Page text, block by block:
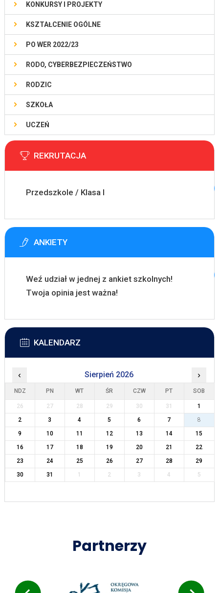
KONKURSY I PROJEKTY
KSZTAŁCENIE OGÓLNE
PO WER 2022/23
RODO, CYBERBEZPIECZEŃSTWO
RODZIC
SZKOŁA
UCZEŃ
REKRUTACJA
Przedszkole / Klasa I
ANKIETY
Weź udział w jednej z ankiet szkolnych!
Twoja opinia jest ważna!
KALENDARZ
‹ Sierpień 2026 ›
NDZ PN WT ŚR CZW PT SOB
26 27 28 29 30 31
1
2
3 4 5 6 7
8
9
10 11 12 13 14
15
16
17 18 19 20 21
22
23
24 25 26 27 28
29
30
31 1 2 3 4 5
Partnerzy